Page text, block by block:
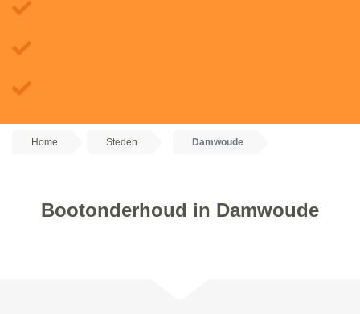
Home Steden Damwoude
Bootonderhoud in Damwoude